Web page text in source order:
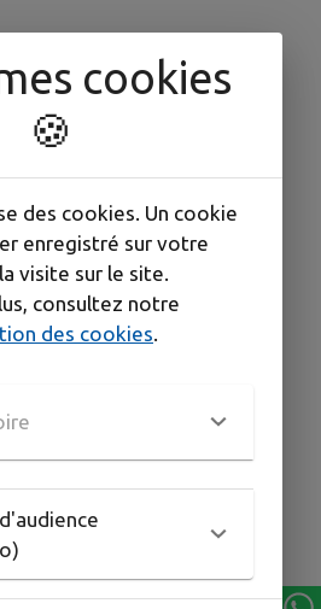
2025 - Terre de
129 - 210 - 457 🚌 🚌
vendredi 21 novembre
de travaux, la circulation
autocars :
» ne sera pas desservi !
aux arrêts «LES ECOLES
cookies
🍪
des cookies. Un cookie
enregistré sur votre
visite sur le site.
consultez notre
des cookies